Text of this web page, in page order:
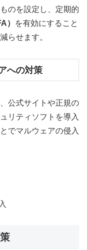
のを設定し、定期的
）
を有効にすること
らせます。
への対策
公式サイトや正規の
リティソフトを導入
でマルウェアの侵入